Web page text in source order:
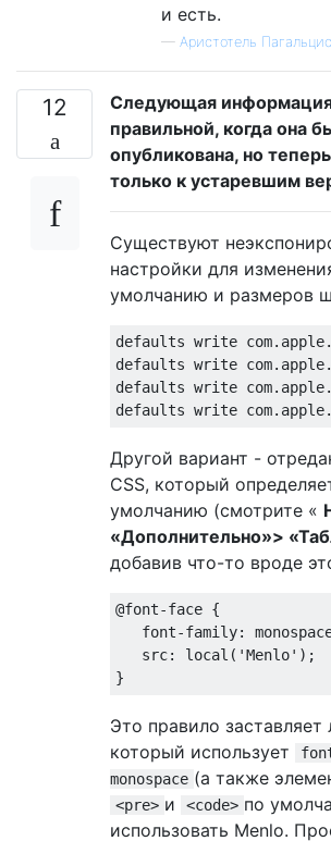
и есть.
— Аристотель Пагальцис
12
Следующая
правильной, когда она
опубликована, но
только к устаревшим
Существуют
настройки для
умолчанию и размеров
defaults write
defaults write
defaults write
Другой вариант -
CSS, который
умолчанию (смотрите «
«Дополнительно»>
добавив что-то вроде
@font-face {
font-family:
   src: local('Menlo');
Это правило
который использует
monospace (а также
<pre> и <code> по
использовать Menlo.